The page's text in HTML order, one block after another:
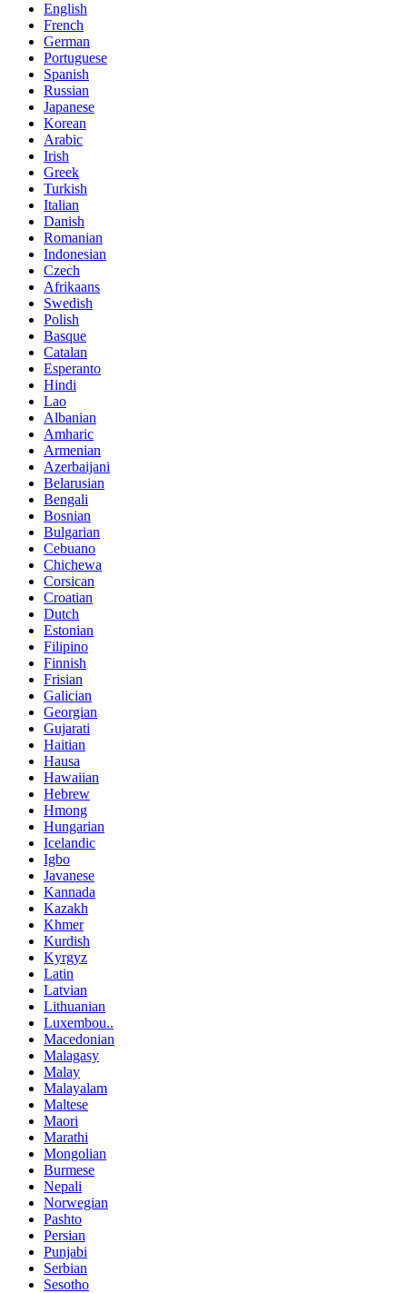
English
French
German
Portuguese
Spanish
Russian
Japanese
Korean
Arabic
Irish
Greek
Turkish
Italian
Danish
Romanian
Indonesian
Czech
Afrikaans
Swedish
Polish
Basque
Catalan
Esperanto
Hindi
Lao
Albanian
Amharic
Armenian
Azerbaijani
Belarusian
Bengali
Bosnian
Bulgarian
Cebuano
Chichewa
Corsican
Croatian
Dutch
Estonian
Filipino
Finnish
Frisian
Galician
Georgian
Gujarati
Haitian
Hausa
Hawaiian
Hebrew
Hmong
Hungarian
Icelandic
Igbo
Javanese
Kannada
Kazakh
Khmer
Kurdish
Kyrgyz
Latin
Latvian
Lithuanian
Luxembou..
Macedonian
Malagasy
Malay
Malayalam
Maltese
Maori
Marathi
Mongolian
Burmese
Nepali
Norwegian
Pashto
Persian
Punjabi
Serbian
Sesotho